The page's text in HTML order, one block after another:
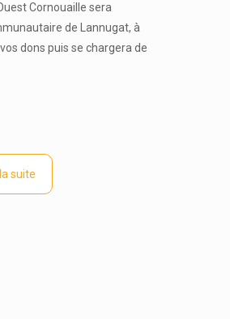
Cornouaille sera
de Lannugat, à
dons puis se chargera de
suite